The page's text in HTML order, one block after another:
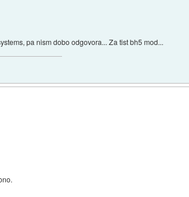
pa nism dobo odgovora... Za tist bh5 mod...